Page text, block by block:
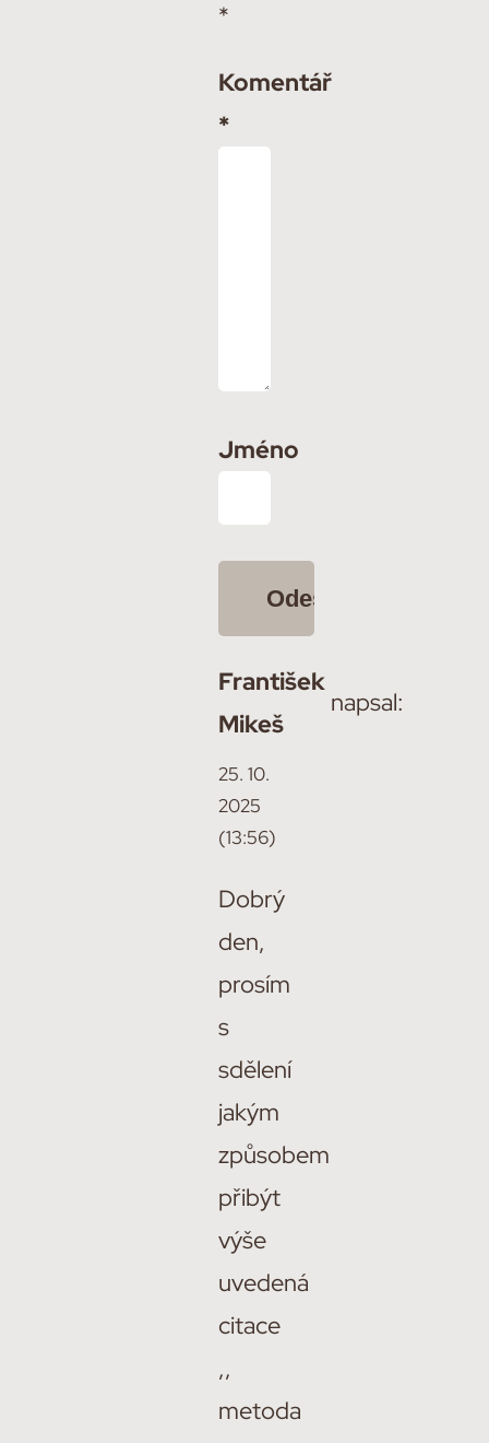
*
Komentář
*
Jméno
František
Mikeš
napsal:
25. 10.
2025
(13:56)
Dobrý
den,
prosím
s
sdělení
jakým
způsobem
přibýt
výše
uvedená
citace
,,
metoda